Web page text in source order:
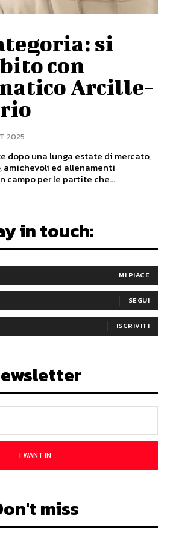
si
con
Arcille-
2025
dopo una lunga estate di mercato,
ed allenamenti
campo per le partite che...
in touch:
MI PIACE
SEGUI
ISCRIVITI
I WANT IN
miss